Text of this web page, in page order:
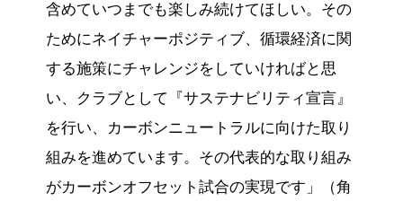
含めていつまでも楽しみ続けてほしい。その
ためにネイチャーポジティブ、循環経済に関
する施策にチャレンジをしていければと思
い、クラブとして『サステナビリティ宣言』
を行い、カーボンニュートラルに向けた取り
組みを進めています。その代表的な取り組み
がカーボンオフセット試合の実現です」（角